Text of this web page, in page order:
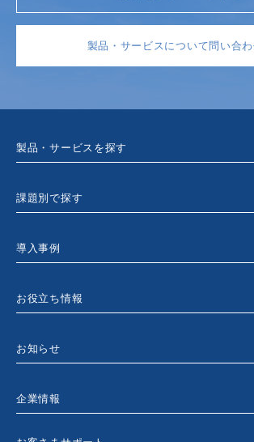
製品・サービスについて問い合
製品・サービスを探す
課題別で探す
導入事例
お役立ち情報
お知らせ
企業情報